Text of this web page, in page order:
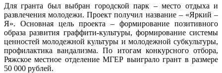
Для гранта был выбран городской парк – место отдыха и
развлечения молодежи. Проект получил название – «Яркий –
Я». Основная цель проекта – формирование позитивного
образа развития граффити-культуры, формирование системы
ценностей молодежной культуры и молодежной субкультуры,
профилактика вандализма. По итогам конкурсного отбора,
Ряжское местное отделение МГЕР выиграло грант в размере
50 000 рублей.